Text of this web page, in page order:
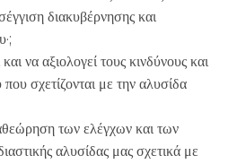
διακυβέρνησης και
να αξιολογεί τους κινδύνους και
σχετίζονται με την αλυσίδα
των ελέγχων και των
αλυσίδας μας σχετικά με